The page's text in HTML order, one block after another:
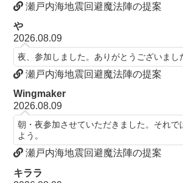
瀬戸内海地震回避魔法陣の提案
や
2026.08.09
夜、参加しました。ありがとうございまし
瀬戸内海地震回避魔法陣の提案
Wingmaker
2026.08.09
朝・夜参加させていただきました。それで
よう。
瀬戸内海地震回避魔法陣の提案
キララ